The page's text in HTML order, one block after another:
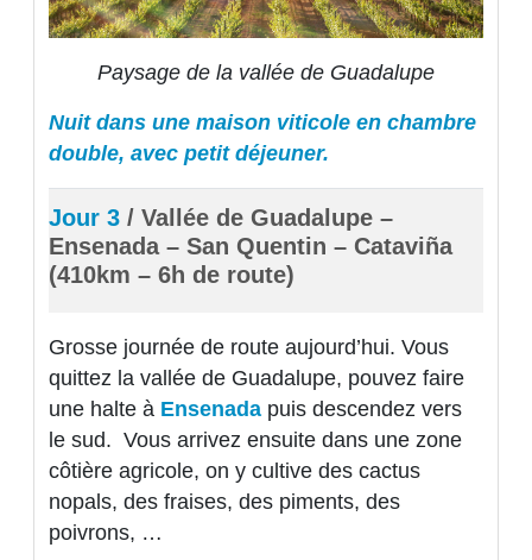
Paysage de la vallée de Guadalupe
Nuit dans une maison viticole en chambre
double, avec petit déjeuner.
Jour 3 / Vallée de Guadalupe –
Ensenada – San Quentin – Cataviña
(410km – 6h de route)
Grosse journée de route aujourd’hui. Vous
quittez la vallée de Guadalupe, pouvez faire
une halte à Ensenada puis descendez vers
le sud. Vous arrivez ensuite dans une zone
côtière agricole, on y cultive des cactus
nopals, des fraises, des piments, des
poivrons, …